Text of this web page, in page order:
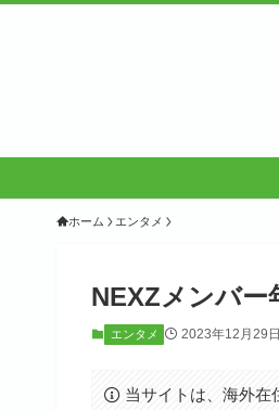
ホーム エンタメ
NEXZメンバー
エンタメ 2023年12月29日
当サイトは、海外在